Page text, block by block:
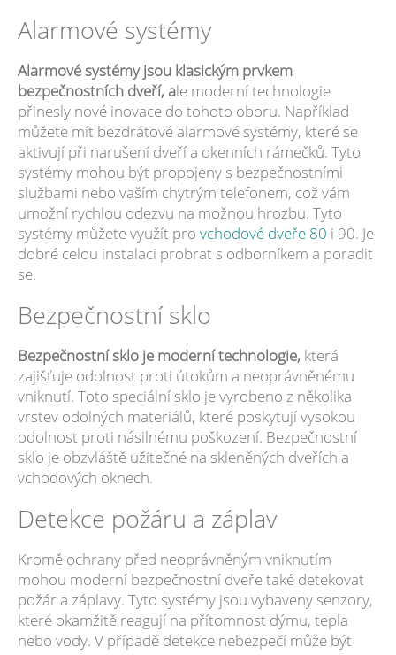
Alarmové systémy
Alarmové systémy jsou klasickým prvkem
bezpečnostních dveří, ale moderní technologie
přinesly nové inovace do tohoto oboru. Například
můžete mít bezdrátové alarmové systémy, které se
aktivují při narušení dveří a okenních rámečků. Tyto
systémy mohou být propojeny s bezpečnostními
službami nebo vaším chytrým telefonem, což vám
umožní rychlou odezvu na možnou hrozbu. Tyto
systémy můžete využít pro vchodové dveře 80 i 90. Je
dobré celou instalaci probrat s odborníkem a poradit
se.
Bezpečnostní sklo
Bezpečnostní sklo je moderní technologie, která
zajišťuje odolnost proti útokům a neoprávněnému
vniknutí. Toto speciální sklo je vyrobeno z několika
vrstev odolných materiálů, které poskytují vysokou
odolnost proti násilnému poškození. Bezpečnostní
sklo je obzvláště užitečné na skleněných dveřích a
vchodových oknech.
Detekce požáru a záplav
Kromě ochrany před neoprávněným vniknutím
mohou moderní bezpečnostní dveře také detekovat
požár a záplavy. Tyto systémy jsou vybaveny senzory,
které okamžitě reagují na přítomnost dýmu, tepla
nebo vody. V případě detekce nebezpečí může být